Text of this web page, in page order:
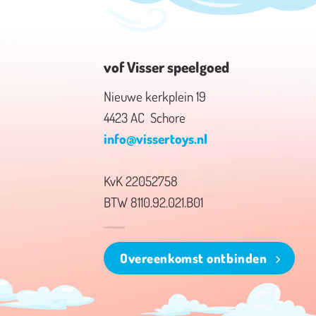
vof Visser speelgoed
Nieuwe kerkplein 19
4423 AC Schore
info@vissertoys.nl
KvK 22052758
BTW 8110.92.021.B01
Overeenkomst ontbinden